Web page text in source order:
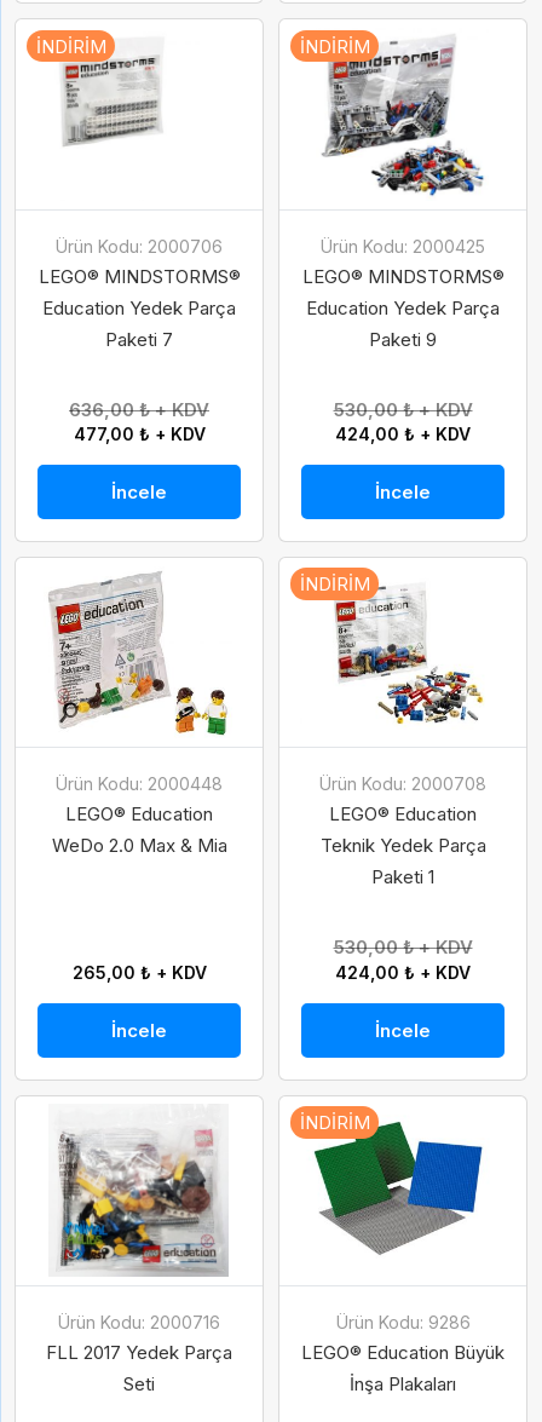
İNDIRIM
Ürün Kodu: 2000706
LEGO® MINDSTORMS®
Education Yedek Parça
Paketi 7
636,00 ₺ + KDV
477,00 ₺ + KDV
İncele
İNDIRIM
Ürün Kodu: 2000425
LEGO® MINDSTORMS®
Education Yedek Parça
Paketi 9
530,00 ₺ + KDV
424,00 ₺ + KDV
İncele
Ürün Kodu: 2000448
LEGO® Education
WeDo 2.0 Max & Mia
265,00 ₺ + KDV
İncele
İNDIRIM
Ürün Kodu: 2000708
LEGO® Education
Teknik Yedek Parça
Paketi 1
530,00 ₺ + KDV
424,00 ₺ + KDV
İncele
Ürün Kodu: 2000716
FLL 2017 Yedek Parça
Seti
İNDIRIM
Ürün Kodu: 9286
LEGO® Education Büyük
İnşa Plakaları